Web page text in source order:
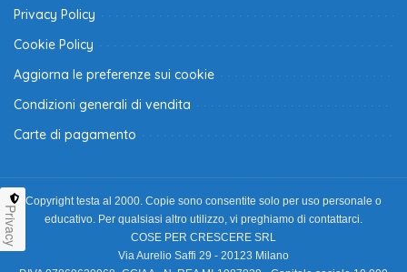
Privacy Policy
Cookie Policy
Aggiorna le preferenze sui cookie
Condizioni generali di vendita
Carte di pagamento
Copyright testa al 2000. Copie sono consentite solo per uso personale o
educativo. Per qualsiasi altro utilizzo, vi preghiamo di contattarci.
COSE PER CRESCERE SRL
Via Aurelio Saffi 29 - 20123 Milano
Privacy